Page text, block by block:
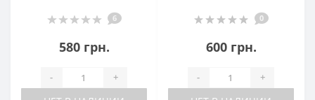
6
580 грн.
- +
0
600 грн.
- +